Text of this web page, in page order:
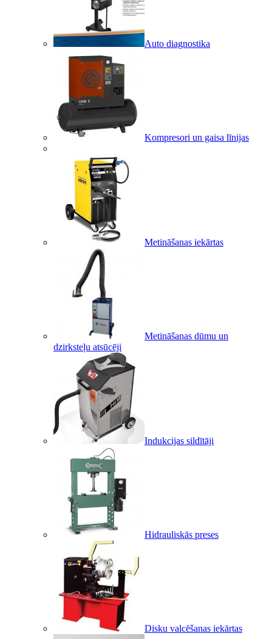
Auto diagnostika
Kompresori un gaisa līnijas
Metināšanas iekārtas
Metināšanas dūmu un
dzirksteļu atsūcēji
Indukcijas sildītāji
Hidrauliskās preses
Disku valcēšanas iekārtas